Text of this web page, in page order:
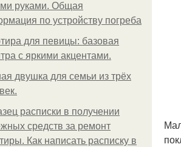
руками. Общая
по устройству погреба
для певицы: базовая
с яркими акцентами.
двушка для семьи из трёх
расписки в получении
средств за ремонт
Как написать расписку в